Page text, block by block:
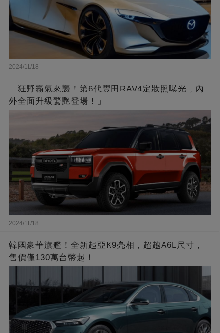
2024/11/18
「狂野霸氣來襲！第6代豐田RAV4定妝照曝光，內
外全面升級驚艷登場！」
2024/11/18
韓國豪華旗艦！全新起亞K9亮相，超越A6L尺寸，
售價僅130萬台幣起！